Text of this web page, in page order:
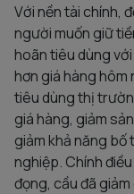
Với nền tài chính,
người muốn giữ
hoãn tiêu dùng
hơn giá hàng hôm
tiêu dùng thị
giá hàng, giảm
giảm khả năng bố
nghiệp. Chính
đọng, cầu đã